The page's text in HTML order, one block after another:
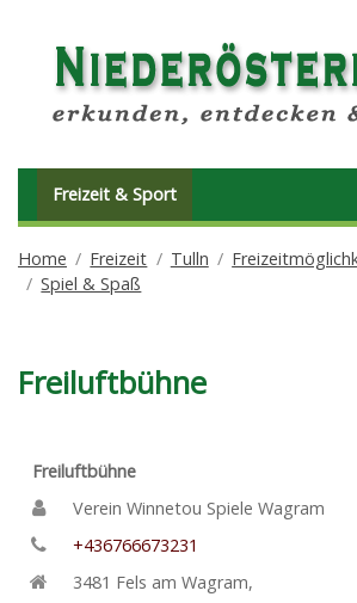
Freizeit & Sport
Home Freizeit Tulln
Spiel & Spaß
Freiluftbühne
Freiluftbühne
Verein Winnetou Spiele Wagram
+436766673231
3481 Fels am Wagram,